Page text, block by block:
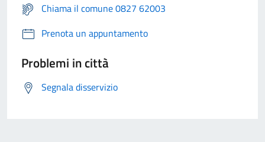
Chiama il comune 0827 62003
Prenota un appuntamento
Problemi in città
Segnala disservizio